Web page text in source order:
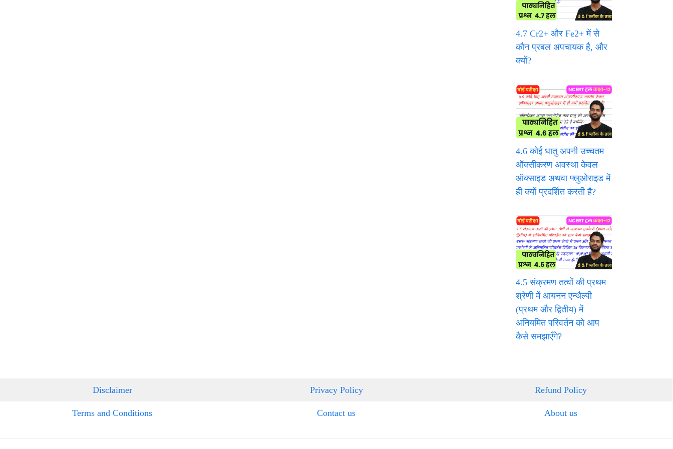
4.7 Cr2+ और Fe2+ में से
कौन प्रबल अपचायक है, और
क्यों?
4.6 कोई धातु अपनी उच्चतम
ऑक्सीकरण अवस्था केवल
ऑक्साइड अथवा फ्लुओराइड में
ही क्यों प्रदर्शित करती है?
4.5 संक्रमण तत्वों की प्रथम
श्रेणी में आयनन एन्थैल्पी
(प्रथम और द्वितीय) में
अनियमित परिवर्तन को आप
कैसे समझाएँगे?
Disclaimer Privacy Policy Refund Policy
Terms and Conditions Contact us About us